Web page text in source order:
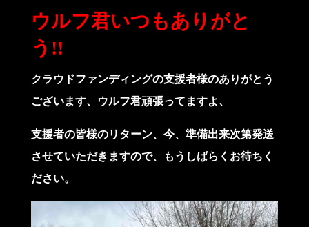
ウルフ君いつもありがと
う!!
クラウドファンディングの支援者様のありがとう
ございます、ウルフ君頑張ってますよ、
支援者の皆様のリターン、今、準備出来次第発送
させていただきますので、もうしばらくお待ちく
ださい。